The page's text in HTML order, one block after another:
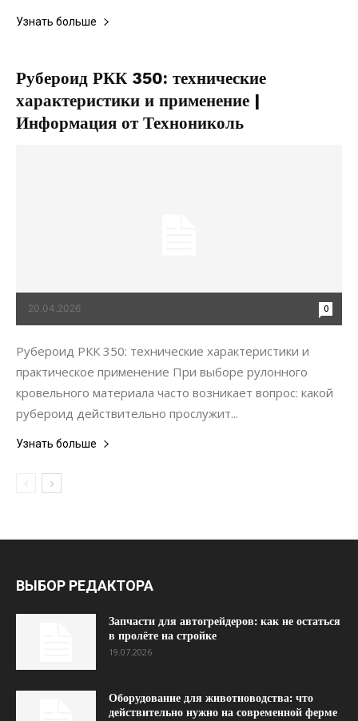
Узнать больше
Рубероид РКК 350: технические
характеристики и применение |
Информация от Технониколь
20.04.2026 0
Рубероид РКК 350: технические характеристики и
практическое применение При выборе рулонного
кровельного материала часто возникает вопрос: какой
рубероид действительно прослужит...
Узнать больше
ВЫБОР РЕДАКТОРА
Запчасти для автогрейдеров: как не остаться
в пролёте на стройке
19.07.2026
Оборудование для животноводства: что
действительно нужно на современной ферме